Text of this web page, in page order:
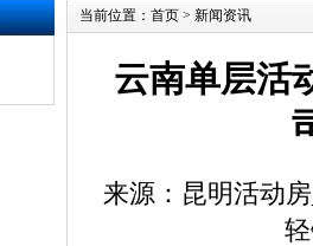
当前位置： 首页 > 新闻资讯
云南单层活
来源：昆明活动